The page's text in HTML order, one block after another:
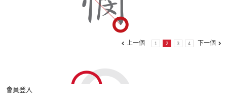
上一個 1 2 3 4 下一個
會員登入